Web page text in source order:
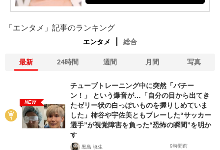
「エンタメ」記事のランキング
エンタメ 総合
最新 24時間 週間 月間 写真
NEW
チューブトレーニング中に突然「バチー
ン！」 という爆音が…「自分の目から出てき
たゼリー状の白っぽいものを握りしめていま
した」柿谷や宇佐美ともプレーした“サッカー
選手”が視覚障害を負った“恐怖の瞬間”を明か
す
黒島 暁生 9時間前